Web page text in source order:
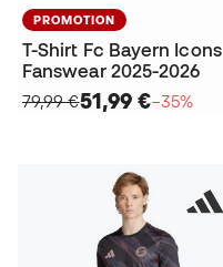
PROMOTION
T-Shirt Fc Bayern Icons
Fanswear 2025-2026
79,99 €51,99 €−35%